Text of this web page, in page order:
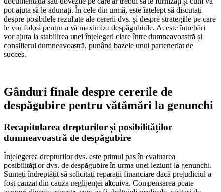
pot ajuta să le adunați. În cele din urmă, este înțelept să discutați
despre posibilele rezultate ale cererii dvs. și despre strategiile pe care
le vor folosi pentru a vă maximiza despăgubirile. Aceste întrebări
vor ajuta la stabilirea unei înțelegeri clare între dumneavoastră și
consilierul dumneavoastră, punând bazele unui parteneriat de
succes.
Gânduri finale despre cererile de
despăgubire pentru vătămări la genunchi
Recapitularea drepturilor și posibilităților
dumneavoastră de despăgubire
Înțelegerea drepturilor dvs. este primul pas în evaluarea
posibilităților dvs. de despăgubire în urma unei leziuni la genunchi.
Sunteți îndreptățit să solicitați reparații financiare dacă prejudiciul a
fost cauzat din cauza neglijenței altcuiva. Compensarea poate